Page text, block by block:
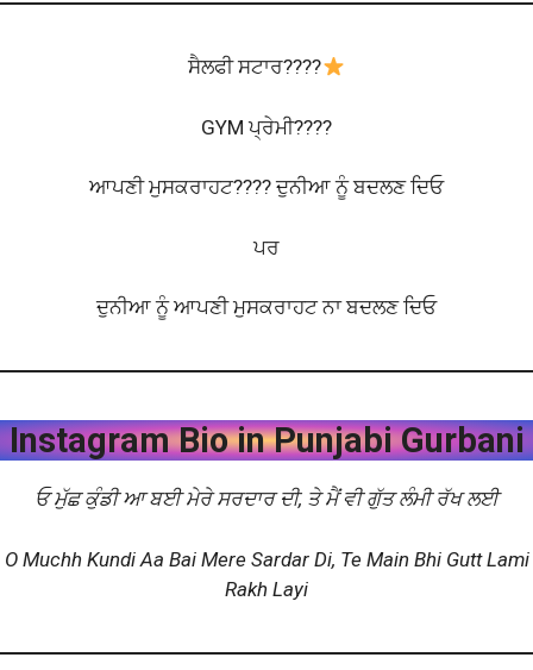
ਸੈਲਫੀ ਸਟਾਰ????
GYM ਪ੍ਰੇਮੀ????
ਆਪਣੀ ਮੁਸਕਰਾਹਟ???? ਦੁਨੀਆ ਨੂੰ ਬਦਲਣ ਦਿਓ
ਪਰ
ਦੁਨੀਆ ਨੂੰ ਆਪਣੀ ਮੁਸਕਰਾਹਟ ਨਾ ਬਦਲਣ ਦਿਓ
Instagram Bio in Punjabi Gurbani
ਓ ਮੁੱਛ ਕੁੰਡੀ ਆ ਬਈ ਮੇਰੇ ਸਰਦਾਰ ਦੀ, ਤੇ ਮੈਂ ਵੀ ਗੁੱਤ ਲੰਮੀ ਰੱਖ ਲਈ
O Muchh Kundi Aa Bai Mere Sardar Di, Te Main Bhi Gutt Lami
Rakh Layi